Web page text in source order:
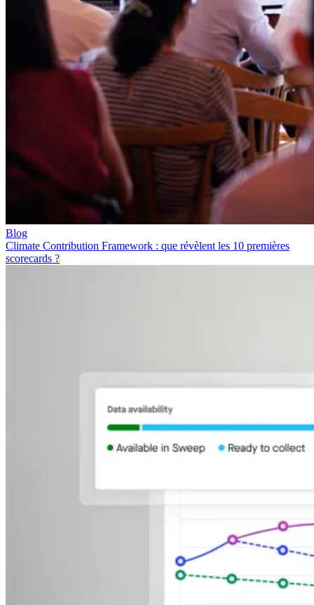
Blog
Climate Contribution Framework : que révèlent les 10 premières
scorecards ?